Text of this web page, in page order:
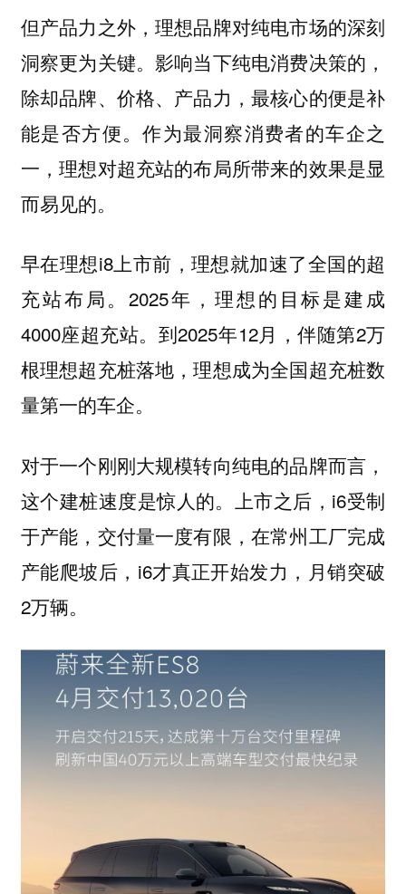
但产品力之外，理想品牌对纯电市场的深刻
洞察更为关键。影响当下纯电消费决策的，
除却品牌、价格、产品力，最核心的便是补
能是否方便。作为最洞察消费者的车企之
一，理想对超充站的布局所带来的效果是显
而易见的。
早在理想i8上市前，理想就加速了全国的超
充站布局。2025年，理想的目标是建成
4000座超充站。到2025年12月，伴随第2万
根理想超充桩落地，理想成为全国超充桩数
量第一的车企。
对于一个刚刚大规模转向纯电的品牌而言，
这个建桩速度是惊人的。上市之后，i6受制
于产能，交付量一度有限，在常州工厂完成
产能爬坡后，i6才真正开始发力，月销突破
2万辆。